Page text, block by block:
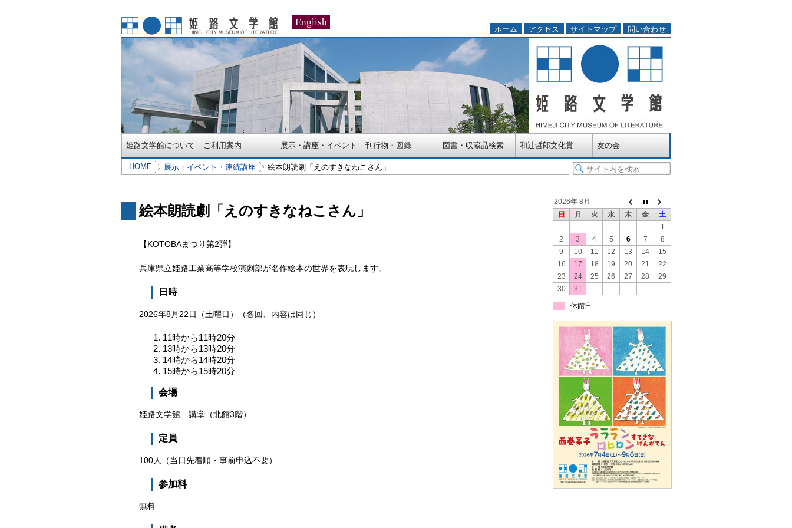
English
ホーム アクセス サイトマップ 問い合わせ
姫路文学館について ご利用案内 展示・講座・イベント 刊行物・図録 図書・収蔵品検索 和辻哲郎文化賞 友の会
HOME 展示・イベント・連続講座 絵本朗読劇「えのすきなねこさん」
絵本朗読劇「えのすきなねこさん」
【KOTOBAまつり第2弾】
兵庫県立姫路工業高等学校演劇部が名作絵本の世界を表現します。
日時
2026年8月22日（土曜日）（各回、内容は同じ）
11時から11時20分
13時から13時20分
14時から14時20分
15時から15時20分
会場
姫路文学館 講堂（北館3階）
定員
100人（当日先着順・事前申込不要）
参加料
無料
2026年 8月
日
月 火 水 木 金
土
1
2
3 4 5 6 7
8
9
10 11 12 13 14
15
16
17 18 19 20 21
22
23
24 25 26 27 28
29
30
31
休館日